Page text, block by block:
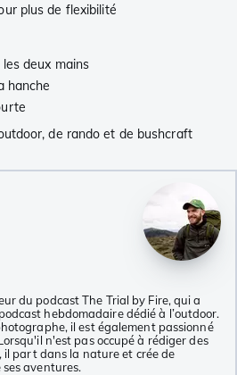
plus de flexibilité
deux mains
hanche
de rando et de bushcraft
du podcast The Trial by Fire, qui a
hebdomadaire dédié à l’outdoor.
il est également passionné
n'est pas occupé à rédiger des
part dans la nature et crée de
aventures.